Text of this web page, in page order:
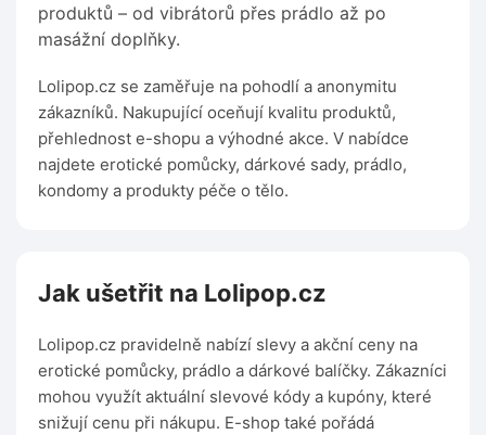
produktů – od vibrátorů přes prádlo až po
masážní doplňky.
Lolipop.cz se zaměřuje na pohodlí a anonymitu
zákazníků. Nakupující oceňují kvalitu produktů,
přehlednost e-shopu a výhodné akce. V nabídce
najdete erotické pomůcky, dárkové sady, prádlo,
kondomy a produkty péče o tělo.
Jak ušetřit na Lolipop.cz
Lolipop.cz pravidelně nabízí slevy a akční ceny na
erotické pomůcky, prádlo a dárkové balíčky. Zákazníci
mohou využít aktuální slevové kódy a kupóny, které
snižují cenu při nákupu. E-shop také pořádá